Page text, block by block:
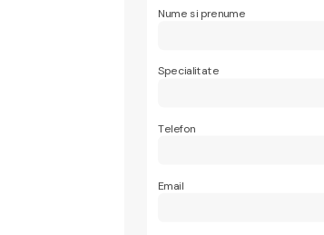
Nume si prenume
Specialitate
Telefon
Email